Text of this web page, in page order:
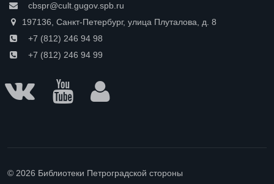
cbspr@cult.gugov.spb.ru
197136, Санкт-Петербург, улица Плуталова, д. 8
+7 (812) 246 94 98
+7 (812) 246 94 99
© 2026 Библиотеки Петроградской стороны